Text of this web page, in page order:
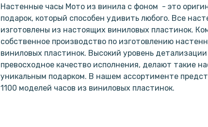
Настенные часы Мото из винила с фоном - это
подарок, который способен удивить любого. Все
изготовлены из настоящих виниловых пластинок.
собственное производство по изготовлению
виниловых пластинок. Высокий уровень
превосходное качество исполнения, делают такие
уникальным подарком. В нашем ассортименте
1100 моделей часов из виниловых пластинок.